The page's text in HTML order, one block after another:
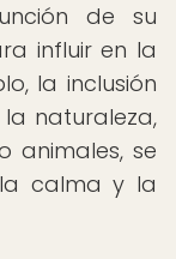
de su
influir en la
la inclusión
naturaleza,
animales, se
calma y la